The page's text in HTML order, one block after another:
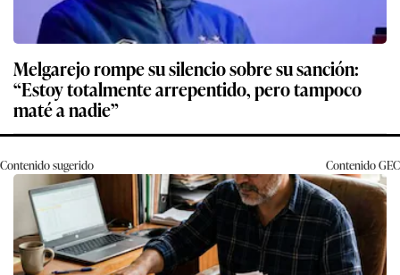
Melgarejo rompe su silencio sobre su sanción:
“Estoy totalmente arrepentido, pero tampoco
maté a nadie”
Contenido sugerido ContenidoGEC